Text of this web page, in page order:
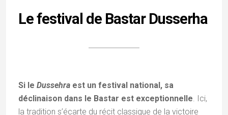
Le festival de Bastar Dusserha
Si le Dussehra est un festival national, sa
déclinaison dans le Bastar est exceptionnelle. Ici,
la tradition s’écarte du récit classique de la victoire